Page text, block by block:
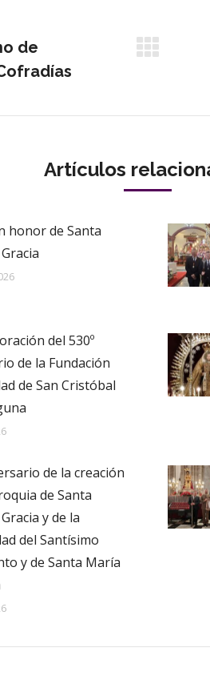
de
Artículos
honor de Santa
del 530º
de la Fundación
de San Cristóbal
de la creación
de Santa
y de la
del Santísimo
y de Santa María